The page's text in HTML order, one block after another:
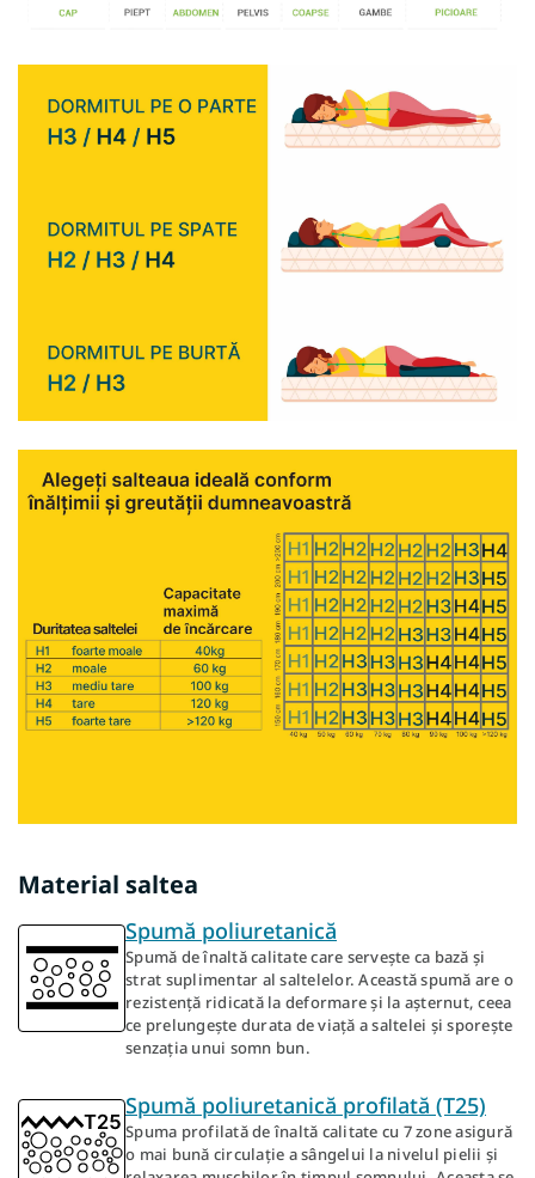
Material saltea
Spumă poliuretanică
Spumă de înaltă calitate care servește ca bază și
strat suplimentar al saltelelor. Această spumă are o
rezistență ridicată la deformare și la așternut, ceea
ce prelungește durata de viață a saltelei și sporește
senzația unui somn bun.
Spumă poliuretanică profilată (T25)
Spuma profilată de înaltă calitate cu 7 zone asigură
o mai bună circulație a sângelui la nivelul pielii și